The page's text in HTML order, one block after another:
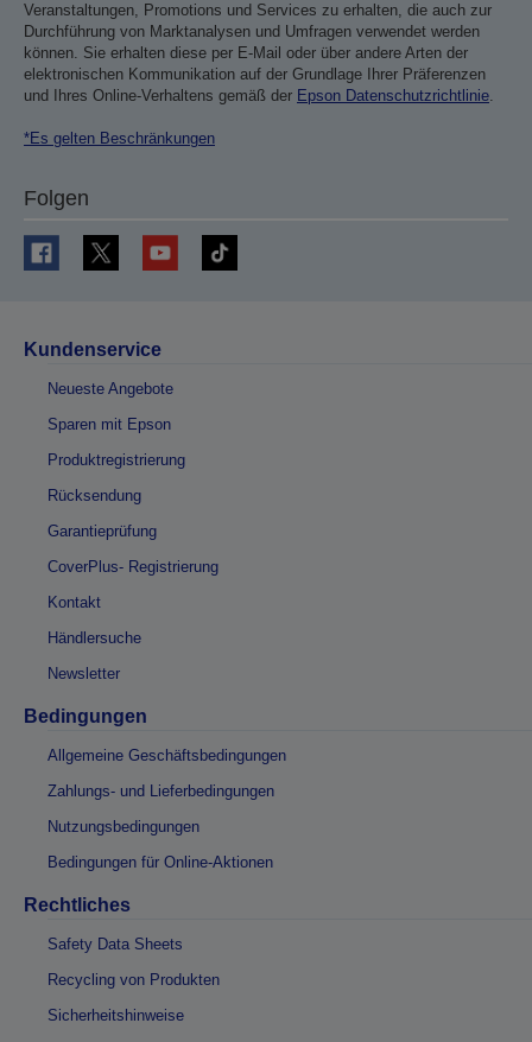
Veranstaltungen, Promotions und Services zu erhalten, die auch zur
Durchführung von Marktanalysen und Umfragen verwendet werden
können. Sie erhalten diese per E-Mail oder über andere Arten der
elektronischen Kommunikation auf der Grundlage Ihrer Präferenzen
und Ihres Online-Verhaltens gemäß der Epson Datenschutzrichtlinie.
*Es gelten Beschränkungen
Folgen
Kundenservice
Neueste Angebote
Sparen mit Epson
Produktregistrierung
Rücksendung
Garantieprüfung
CoverPlus- Registrierung
Kontakt
Händlersuche
Newsletter
Bedingungen
Allgemeine Geschäftsbedingungen
Zahlungs- und Lieferbedingungen
Nutzungsbedingungen
Bedingungen für Online-Aktionen
Rechtliches
Safety Data Sheets
Recycling von Produkten
Sicherheitshinweise